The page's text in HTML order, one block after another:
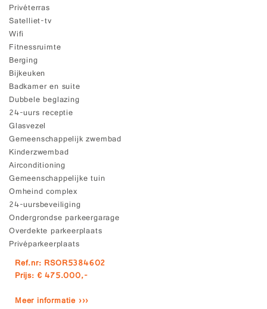
Privéterras
Satelliet-tv
Wifi
Fitnessruimte
Berging
Bijkeuken
Badkamer en suite
Dubbele beglazing
24-uurs receptie
Glasvezel
Gemeenschappelijk zwembad
Kinderzwembad
Airconditioning
Gemeenschappelijke tuin
Omheind complex
24-uursbeveiliging
Ondergrondse parkeergarage
Overdekte parkeerplaats
Privéparkeerplaats
Ref.nr: RSOR5384602
Prijs: € 475.000,-
Meer informatie ›››